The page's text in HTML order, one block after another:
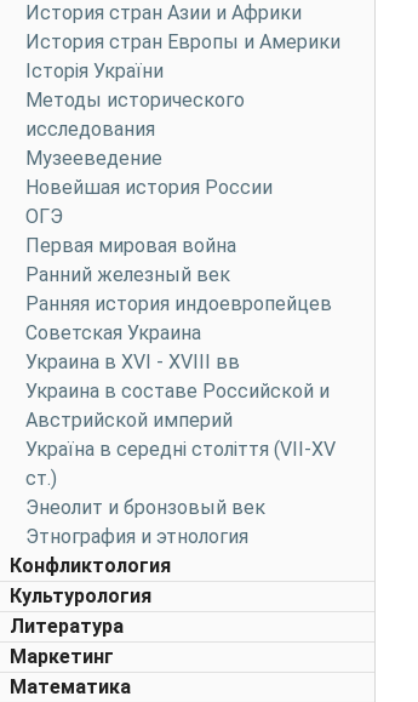
История стран Азии и Африки
История стран Европы и Америки
Історія України
Методы исторического
исследования
Музееведение
Новейшая история России
ОГЭ
Первая мировая война
Ранний железный век
Ранняя история индоевропейцев
Советская Украина
Украина в XVI - XVIII вв
Украина в составе Российской и
Австрийской империй
Україна в середні століття (VII-XV
ст.)
Энеолит и бронзовый век
Этнография и этнология
Конфликтология
Культурология
Литература
Маркетинг
Математика